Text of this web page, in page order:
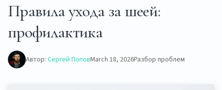
Правила ухода за шеей:
профилактика
Автор: Сергей ПоповMarch 18, 2026Разбор проблем